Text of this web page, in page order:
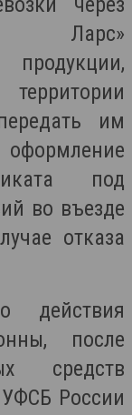
Ларс»
им
под
во въезде
отказа
действия
после
средств
России